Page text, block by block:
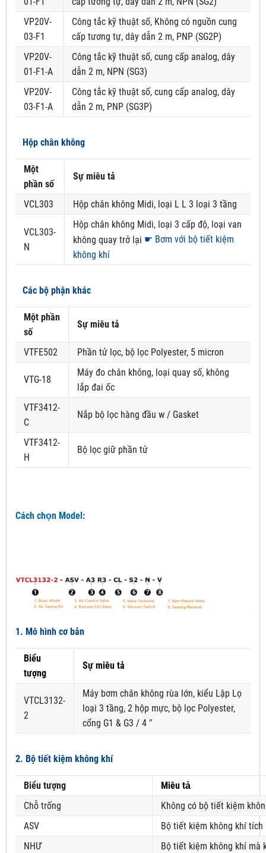
VP20V-
03-F1
Công tắc kỹ thuật số, Không có nguồn cung
cấp tương tự, dây dẫn 2 m, PNP (SG2P)
VP20V-
01-F1-A
Công tắc kỹ thuật số, cung cấp analog, dây
dẫn 2 m, NPN (SG3)
VP20V-
03-F1-A
Công tắc kỹ thuật số, cung cấp analog, dây
dẫn 2 m, PNP (SG3P)
Hộp chân không
Một
phần số
Sự miêu tả
VCL303 Hộp chân không Midi, loại L L 3 loại 3 tầng
VCL303-
N
Hộp chân không Midi, loại 3 cấp độ, loại van
không quay trở lại ☛ Bơm với bộ tiết kiệm
không khí
Các bộ phận khác
Một phần
số
Sự miêu tả
VTFE502 Phần tử lọc, bộ lọc Polyester, 5 micron
VTG-18
Máy đo chân không, loại quay số, không
lắp đai ốc
VTF3412-
C
Nắp bộ lọc hàng đầu w / Gasket
VTF3412-
H
Bộ lọc giữ phần tử
Cách chọn Model:
1. Mô hình cơ bản
Biểu
tượng
Sự miêu tả
VTCL3132-
2
Máy bơm chân không rùa lớn, kiểu Lập Lọ
loại 3 tầng, 2 hộp mực, bộ lọc Polyester,
cổng G1 & G3 / 4 ″
2. Bộ tiết kiệm không khí
Biểu tượng
Miêu tả
Chỗ trống
Không có bộ tiết kiệm
ASV
Bộ tiết kiệm không khí
NHƯ
Bộ tiết kiệm không khí mà